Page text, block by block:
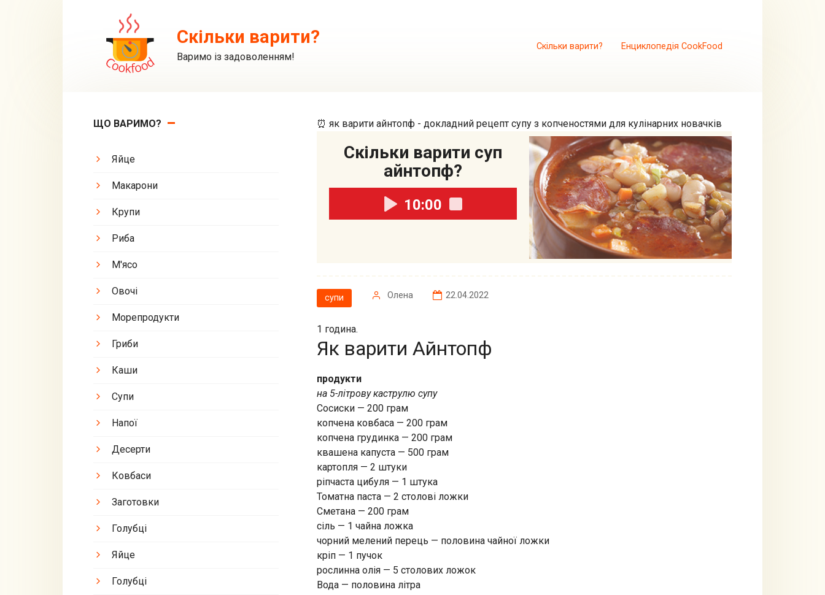
Скільки варити?
Варимо із задоволенням!
Скільки варити? Енциклопедія CookFood
⏰ як варити айнтопф - докладний рецепт супу з копченостями для кулінарних новачків
Скільки варити суп
айнтопф?
10:00
супи Олена 22.04.2022
1 година.
Як варити Айнтопф
продукти
на 5-літрову каструлю супу
Сосиски — 200 грам
копчена ковбаса — 200 грам
копчена грудинка — 200 грам
квашена капуста — 500 грам
картопля — 2 штуки
ріпчаста цибуля — 1 штука
Томатна паста — 2 столові ложки
Сметана — 200 грам
сіль — 1 чайна ложка
чорний мелений перець — половина чайної ложки
кріп — 1 пучок
рослинна олія — 5 столових ложок
Вода — половина літра
ЩО ВАРИМО?
Яйце
Макарони
Крупи
Риба
М'ясо
Овочі
Морепродукти
Гриби
Каши
Супи
Напої
Десерти
Ковбаси
Заготовки
Голубці
Яйце
Голубці